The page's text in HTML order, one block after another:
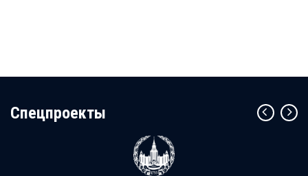
Cпецпроекты